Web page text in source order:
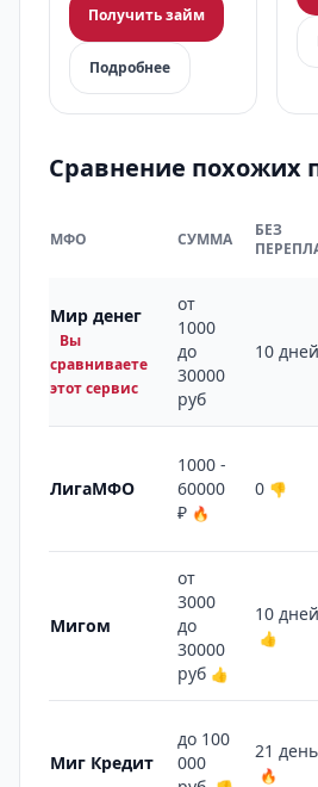
Получить займ
Подробнее
Сравнение похожих
МФО СУММА
БЕЗ
Мир денег
Вы
сравниваете
этот сервис
от
1000
до
30000
руб
10 дней
ЛигаМФО
1000 -
60000
₽ 🔥
0 👎
Мигом
от
3000
до
30000
руб 👍
10 дней
👍
Миг Кредит
до 100
000
21 день
🔥